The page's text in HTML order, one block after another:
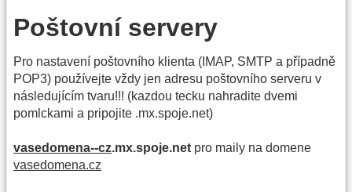
Poštovní servery
Pro nastavení poštovního klienta (IMAP, SMTP a případně
POP3) používejte vždy jen adresu poštovního serveru v
následujícím tvaru!!! (kazdou tecku nahradite dvemi
pomlckami a pripojite .mx.spoje.net)
vasedomena--cz.mx.spoje.net pro maily na domene
vasedomena.cz